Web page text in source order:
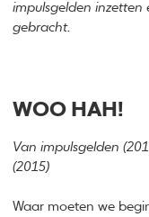
impulsgelden
gebracht.
WOO HAH!
Van impulsgelden
(2015)
Waar moeten we